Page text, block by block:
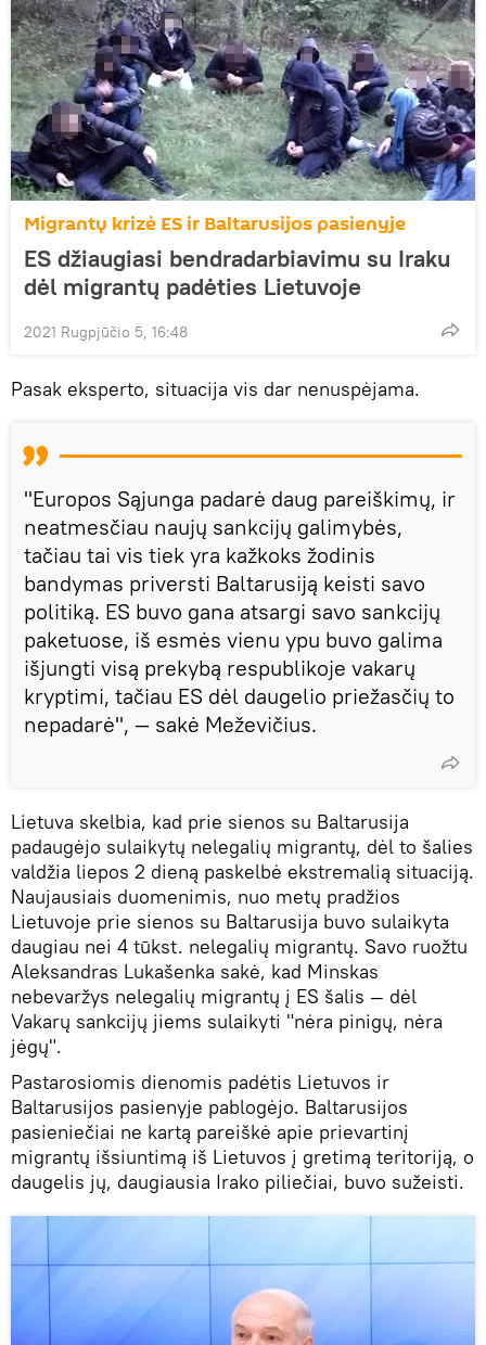
Migrantų krizė ES ir Baltarusijos pasienyje
ES džiaugiasi bendradarbiavimu su Iraku
dėl migrantų padėties Lietuvoje
2021 Rugpjūčio 5, 16:48
Pasak eksperto, situacija vis dar nenuspėjama.
"Europos Sąjunga padarė daug pareiškimų, ir
neatmesčiau naujų sankcijų galimybės,
tačiau tai vis tiek yra kažkoks žodinis
bandymas priversti Baltarusiją keisti savo
politiką. ES buvo gana atsargi savo sankcijų
paketuose, iš esmės vienu ypu buvo galima
išjungti visą prekybą respublikoje vakarų
kryptimi, tačiau ES dėl daugelio priežasčių to
nepadarė", — sakė Meževičius.
Lietuva skelbia, kad prie sienos su Baltarusija
padaugėjo sulaikytų nelegalių migrantų, dėl to šalies
valdžia liepos 2 dieną paskelbė ekstremalią situaciją.
Naujausiais duomenimis, nuo metų pradžios
Lietuvoje prie sienos su Baltarusija buvo sulaikyta
daugiau nei 4 tūkst. nelegalių migrantų. Savo ruožtu
Aleksandras Lukašenka sakė, kad Minskas
nebevaržys nelegalių migrantų į ES šalis — dėl
Vakarų sankcijų jiems sulaikyti "nėra pinigų, nėra
jėgų".
Pastarosiomis dienomis padėtis Lietuvos ir
Baltarusijos pasienyje pablogėjo. Baltarusijos
pasieniečiai ne kartą pareiškė apie prievartinį
migrantų išsiuntimą iš Lietuvos į gretimą teritoriją, o
daugelis jų, daugiausia Irako piliečiai, buvo sužeisti.